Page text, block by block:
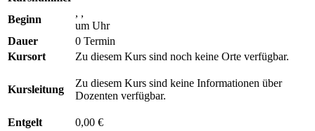
Beginn
, ,
um Uhr
Dauer
0 Termin
Kursort
Zu diesem Kurs sind noch keine Orte verfügbar.
Kursleitung
Zu diesem Kurs sind keine Informationen über
Dozenten verfügbar.
Entgelt 0,00 €